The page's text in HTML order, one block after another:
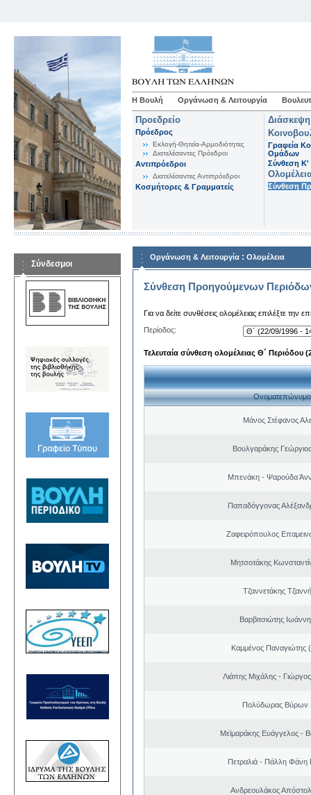
Η Βουλή Οργάνωση & Λειτουργία
Προεδρείο
Πρόεδρος
Εκλογή-Θητεία-Αρμοδιότητες
Διατελέσαντες Πρόεδροι
Αντιπρόεδροι
Διατελέσαντες Αντιπρόεδροι
Κοσμήτορες & Γραμματείς
Γραφεία
Ομάδων
Σύνθεση K'
Σύνθεση
Σύνδεσμοι
Οργάνωση & Λειτουργία : Ολομέλεια
Σύνθεση Προηγούμενων
Για να δείτε συνθέσεις ολομέλειας επιλέξτε την
Περίοδος:
Τελευταία σύνθεση ολομέλειας Θ΄ Περιόδου
Ονοματεπώνυμο
Μάνος Στέφανος
Βουλγαράκης
Μπενάκη - Ψαρούδα
Παπαδόγγονας
Ζαφειρόπουλος
Μητσοτάκης
Τζαννετάκης
Βαρβιτσιώτης
Καμμένος Παναγιώτης
Λιάπης Μιχάλης -
Πολύδωρας Βύρων
Μεϊμαράκης Ευάγγελος -
Πετραλιά - Πάλλη Φάνη
Ανδρεουλάκος